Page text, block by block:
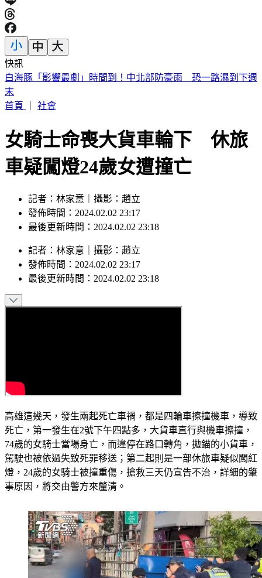
快訊
快訊／白海豚颱風假！連江縣宣布9日停止上班上課
首頁
女騎士命喪大貨車輪下 休旅
車疑闖燈24歲女遭撞亡
發佈時間：2024.02.02 23:17
最後更新時間：2024.02.02 23:18
發佈時間：2024.02.02 23:17
最後更新時間：2024.02.02 23:18
死亡，第一發生在2號下午四點多，大貨車直行與機車擦撞，
74歲的女騎士當場身亡，而違停在路口轉角，拋錨的小貨車，
駕駛也被依過失致死罪移送；第二起則是一部休旅車疑似闖紅
燈，24歲的女騎士被撞重傷，搶救三天仍宣告不治，詳細的肇
事原因，將交由警方來釐清。